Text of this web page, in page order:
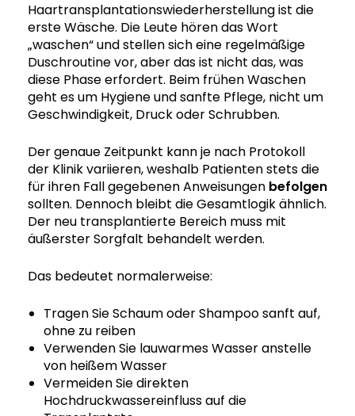
Haartransplantationswiederherstellung ist die
erste Wäsche. Die Leute hören das Wort
„waschen“ und stellen sich eine regelmäßige
Duschroutine vor, aber das ist nicht das, was
diese Phase erfordert. Beim frühen Waschen
geht es um Hygiene und sanfte Pflege, nicht um
Geschwindigkeit, Druck oder Schrubben.
Der genaue Zeitpunkt kann je nach Protokoll
der Klinik variieren, weshalb Patienten stets die
für ihren Fall gegebenen Anweisungen befolgen
sollten. Dennoch bleibt die Gesamtlogik ähnlich.
Der neu transplantierte Bereich muss mit
äußerster Sorgfalt behandelt werden.
Das bedeutet normalerweise:
Tragen Sie Schaum oder Shampoo sanft auf,
ohne zu reiben
Verwenden Sie lauwarmes Wasser anstelle
von heißem Wasser
Vermeiden Sie direkten
Hochdruckwassereinfluss auf die